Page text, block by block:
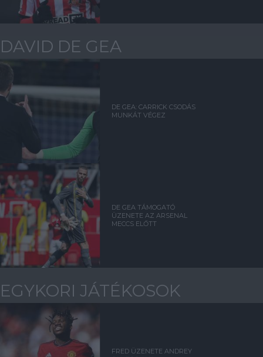
DAVID DE GEA
DE GEA: CARRICK CSODÁS
MUNKÁT VÉGEZ
DE GEA TÁMOGATÓ
ÜZENETE AZ ARSENAL
MECCS ELŐTT
EGYKORI JÁTÉKOSOK
FRED ÜZENETE ANDREY